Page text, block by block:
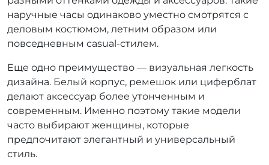
наручные часы одинаково уместно смотрятся с
деловым костюмом, летним образом или
повседневным casual-стилем.
Еще одно преимущество — визуальная легкость
дизайна. Белый корпус, ремешок или циферблат
делают аксессуар более утонченным и
современным. Именно поэтому такие модели
часто выбирают женщины, которые
предпочитают элегантный и универсальный
стиль.